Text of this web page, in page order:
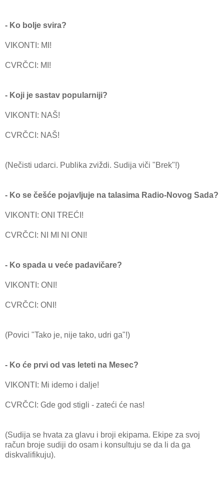
- Ko bolje svira?
VIKONTI: MI!
CVRČCI: MI!
- Koji je sastav popularniji?
VIKONTI: NAŠ!
CVRČCI: NAŠ!
(Nečisti udarci. Publika zviždi. Sudija viči "Brek"!)
- Ko se češće pojavljuje na talasima Radio-Novog Sada?
VIKONTI: ONI TREĆI!
CVRČCI: NI MI NI ONI!
- Ko spada u veće padavičare?
VIKONTI: ONI!
CVRČCI: ONI!
(Povici "Tako je, nije tako, udri ga"!)
- Ko će prvi od vas leteti na Mesec?
VIKONTI: Mi idemo i dalje!
CVRČCI: Gde god stigli - zateći će nas!
(Sudija se hvata za glavu i broji ekipama. Ekipe za svoj
račun broje sudiji do osam i konsultuju se da li da ga
diskvalifikuju).